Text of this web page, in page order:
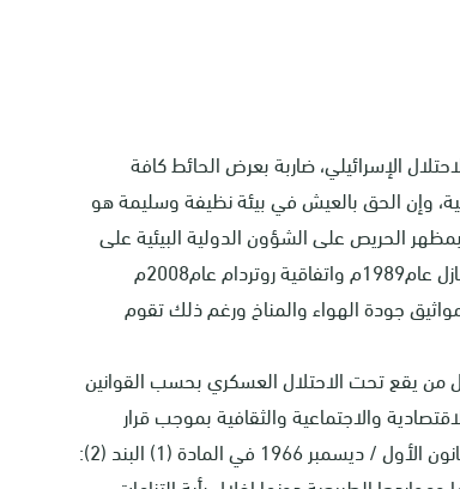
الإسرائيلي، ضاربة بعرض الحائط كافة
وإن الحق بالعيش في بيئة نظيفة وسليمة هو
الحريص على الشؤون الدولية البيئية على
الرغم من توقيعها على اتفاقيات كبرى لحماية البيئة أبرزها اتفاقية بازل عام1989م واتفاقية روتردام عام2008م
واتفاقية رامسار عام 1971م، وكذلك مواثيق جودة الهواء والمناخ ورغم ذلك تقوم
من يقع تحت الاحتلال العسكري بحسب القوانين
والاجتماعية والثقافية بموجب قرار